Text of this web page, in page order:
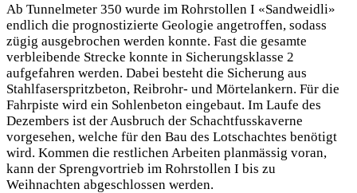
Ab Tunnelmeter 350 wurde im Rohrstollen I «Sandweidli»
endlich die prognostizierte Geologie angetroffen, sodass
zügig ausgebrochen werden konnte. Fast die gesamte
verbleibende Strecke konnte in Sicherungsklasse 2
aufgefahren werden. Dabei besteht die Sicherung aus
Stahlfaserspritzbeton, Reibrohr- und Mörtelankern. Für die
Fahrpiste wird ein Sohlenbeton eingebaut. Im Laufe des
Dezembers ist der Ausbruch der Schachtfusskaverne
vorgesehen, welche für den Bau des Lotschachtes benötigt
wird. Kommen die restlichen Arbeiten planmässig voran,
kann der Sprengvortrieb im Rohrstollen I bis zu
Weihnachten abgeschlossen werden.